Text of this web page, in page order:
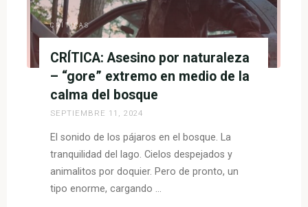
macabra
y
divertida"
CRÍTICAS
CRÍTICA: Asesino por naturaleza
– “gore” extremo en medio de la
calma del bosque
SEPTIEMBRE 11, 2024
El sonido de los pájaros en el bosque. La
tranquilidad del lago. Cielos despejados y
animalitos por doquier. Pero de pronto, un
tipo enorme, cargando …